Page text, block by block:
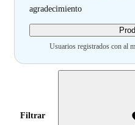
agradecimiento
Usuarios registrados con al
Filtrar